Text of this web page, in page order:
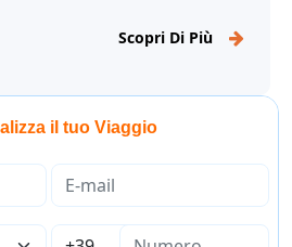
Scopri Di Più
il tuo Viaggio